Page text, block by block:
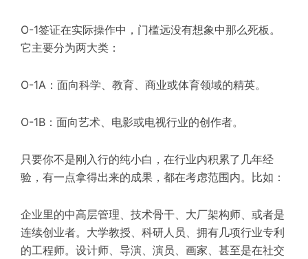
O-1签证在实际操作中，门槛远没有想象中那么死板。
它主要分为两大类：
O-1A：面向科学、教育、商业或体育领域的精英。
O-1B：面向艺术、电影或电视行业的创作者。
只要你不是刚入行的纯小白，在行业内积累了几年经
验，有一点拿得出来的成果，都在考虑范围内。比如：
企业里的中高层管理、技术骨干、大厂架构师、或者是
连续创业者。大学教授、科研人员、拥有几项行业专利
的工程师。设计师、导演、演员、画家、甚至是在社交